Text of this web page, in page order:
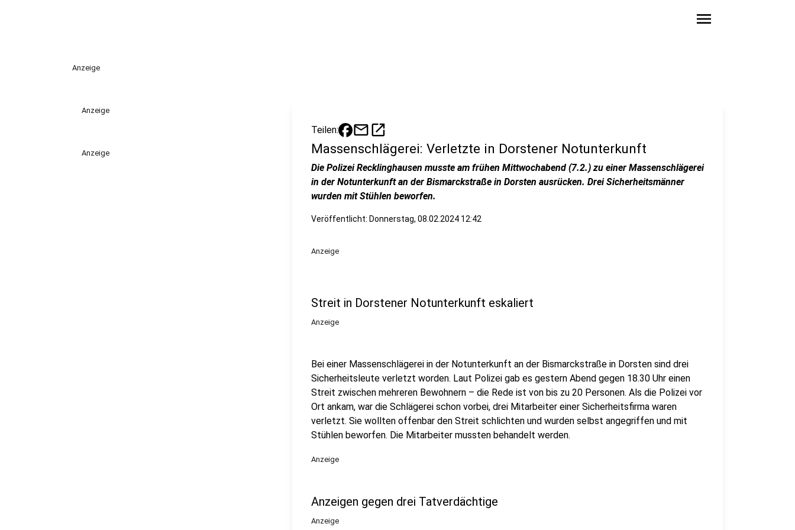
menu
Anzeige
Anzeige
Anzeige
Teilen: mailopen_in_new
Massenschlägerei: Verletzte in Dorstener Notunterkunft
Die Polizei Recklinghausen musste am frühen Mittwochabend (7.2.) zu einer Massenschlägerei
in der Notunterkunft an der Bismarckstraße in Dorsten ausrücken. Drei Sicherheitsmänner
wurden mit Stühlen beworfen.
Veröffentlicht: Donnerstag, 08.02.2024 12:42
Anzeige
Streit in Dorstener Notunterkunft eskaliert
Anzeige
Bei einer Massenschlägerei in der Notunterkunft an der Bismarckstraße in Dorsten sind drei
Sicherheitsleute verletzt worden. Laut Polizei gab es gestern Abend gegen 18.30 Uhr einen
Streit zwischen mehreren Bewohnern – die Rede ist von bis zu 20 Personen. Als die Polizei vor
Ort ankam, war die Schlägerei schon vorbei, drei Mitarbeiter einer Sicherheitsfirma waren
verletzt. Sie wollten offenbar den Streit schlichten und wurden selbst angegriffen und mit
Stühlen beworfen. Die Mitarbeiter mussten behandelt werden.
Anzeige
Anzeigen gegen drei Tatverdächtige
Anzeige